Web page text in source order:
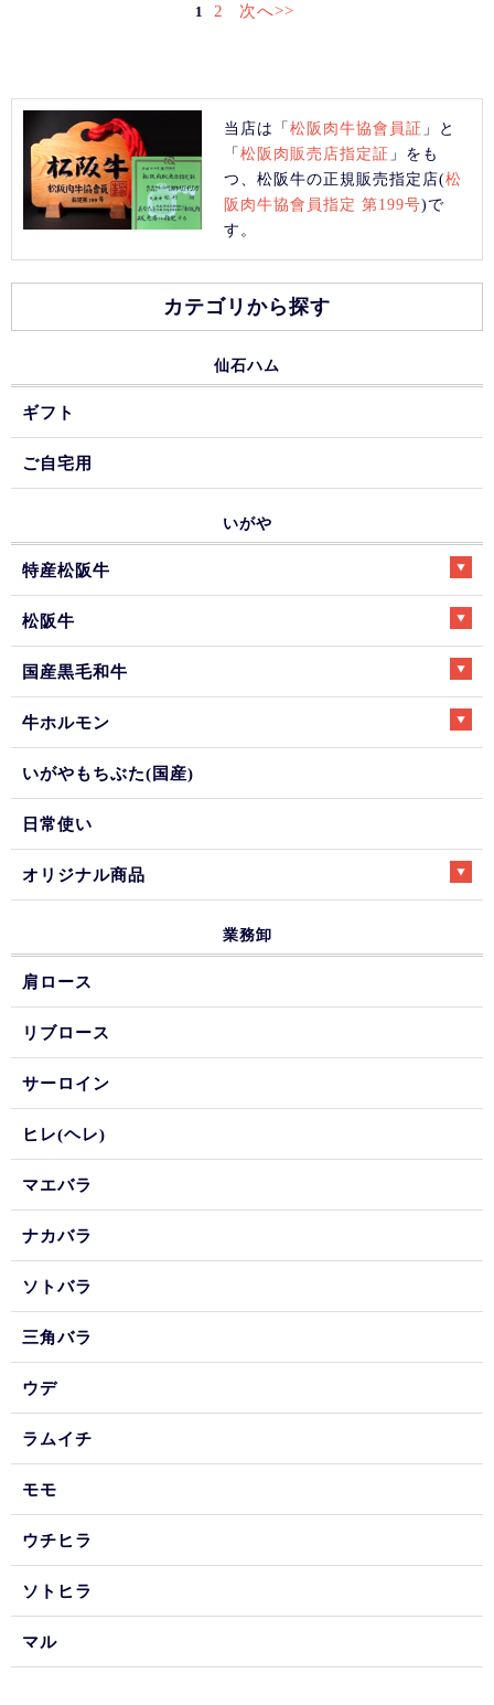
1 2 次へ>>
当店は「松阪肉牛協會員証 」と
「松阪肉販売店指定証 」をも
つ、松阪牛の正規販売指定店(松
阪肉牛協會員指定 第199号)で
す。
カテゴリから探す
仙石ハム
ギフト
ご自宅用
いがや
特産松阪牛
松阪牛
国産黒毛和牛
牛ホルモン
いがやもちぶた(国産)
日常使い
オリジナル商品
業務卸
肩ロース
リブロース
サーロイン
ヒレ(ヘレ)
マエバラ
ナカバラ
ソトバラ
三角バラ
ウデ
ラムイチ
モモ
ウチヒラ
ソトヒラ
マル